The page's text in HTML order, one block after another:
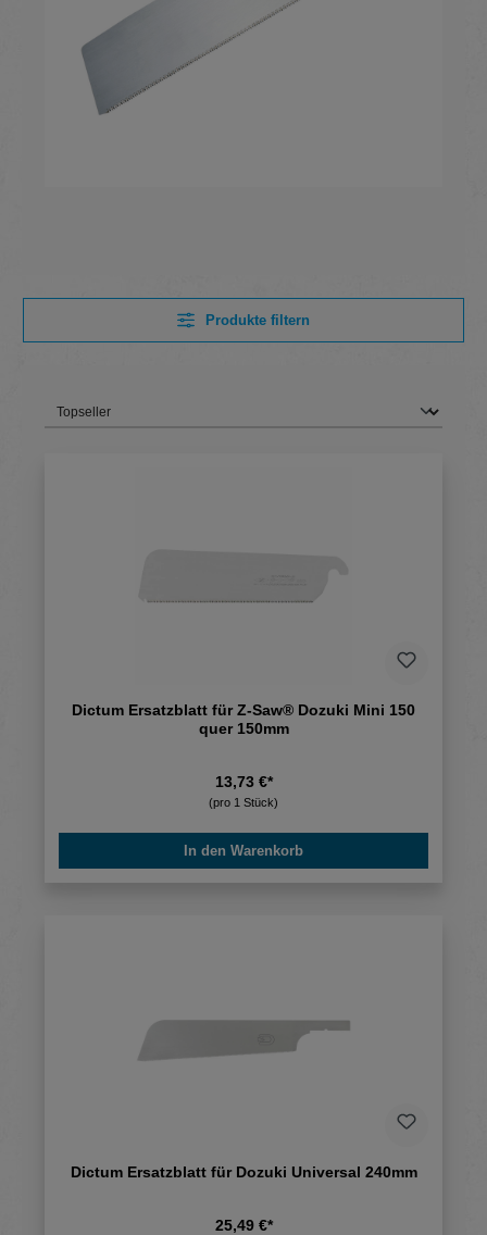
Produkte filtern
Dictum Ersatzblatt für Z-Saw® Dozuki Mini 150
quer 150mm
13,73 €*
(pro 1 Stück)
In den Warenkorb
Dictum Ersatzblatt für Dozuki Universal 240mm
25,49 €*